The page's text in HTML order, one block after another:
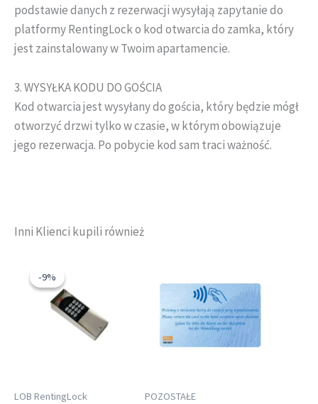
podstawie danych z rezerwacji wysyłają zapytanie do
platformy RentingLock o kod otwarcia do zamka, który
jest zainstalowany w Twoim apartamencie.
3. WYSYŁKA KODU DO GOŚCIA
Kod otwarcia jest wysyłany do gościa, który będzie mógł
otworzyć drzwi tylko w czasie, w którym obowiązuje
jego rezerwacja. Po pobycie kod sam traci ważność.
Inni Klienci kupili również
-9%
-9%
LOB RentingLock
2
462,30 zł.
wynosi:
241,51 zł.
POZOSTAŁE